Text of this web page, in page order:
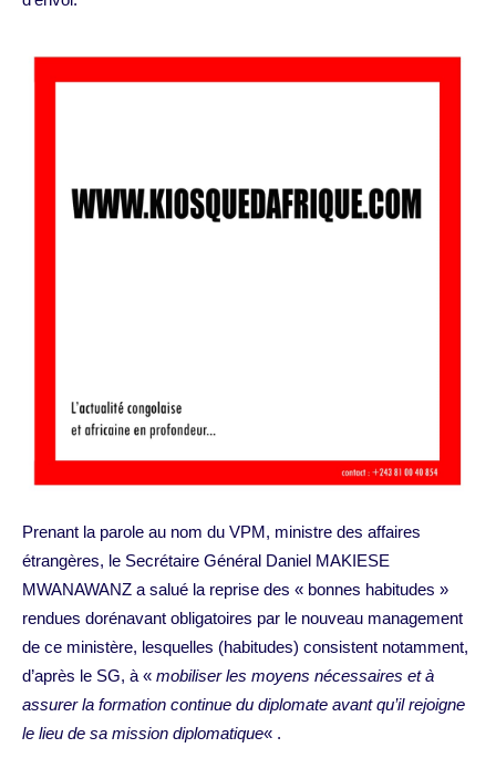
Prenant la parole au nom du VPM, ministre des affaires
étrangères, le Secrétaire Général Daniel MAKIESE
MWANAWANZ a salué la reprise des « bonnes habitudes »
rendues dorénavant obligatoires par le nouveau management
de ce ministère, lesquelles (habitudes) consistent notamment,
d’après le SG, à « mobiliser les moyens nécessaires et à
assurer la formation continue du diplomate avant qu’il rejoigne
le lieu de sa mission diplomatique« .